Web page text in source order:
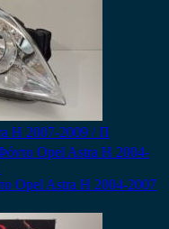
H 2007-2009 / Π
Opel Astra H 2004-2007